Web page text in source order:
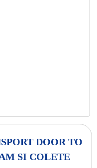
DOOR TO
SI COLETE